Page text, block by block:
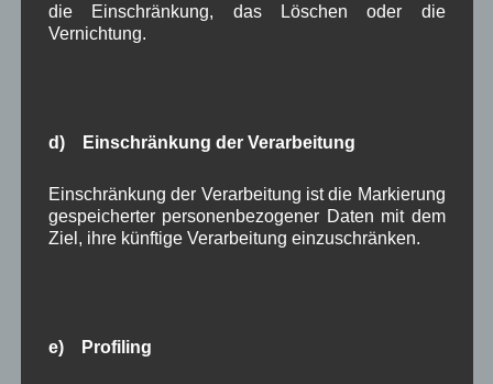
der Deutschen Einheit am Rande des Wallgauer
Herbstfestes ereignete. Dort wurden zwei Rentner
in Wallgau,Pressespiegel Zeitung
Bundeswehr: Meldung von
Übungen
die Einschränkung, das Löschen oder die
Vernichtung.
d) Einschränkung der Verarbeitung
Einschränkung der Verarbeitung ist die Markierung
gespeicherter personenbezogener Daten mit dem
Ziel, ihre künftige Verarbeitung einzuschränken.
e) Profiling